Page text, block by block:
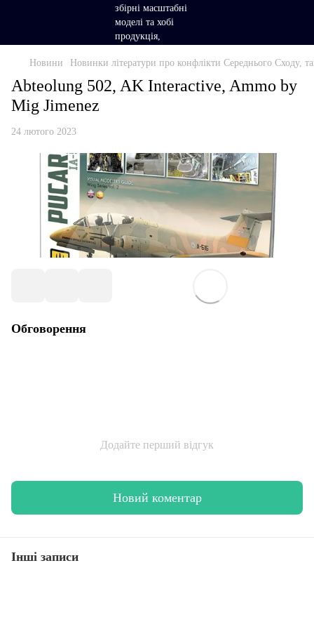
Новини Новинки літератури про конфлікти Середнього Сходу,
Abteolung 502, AK Interactive, Ammo by
Mig Jimenez
24 лютого 2023
Обговорення
Додайте перший відгук
Новий коментар
Інші записи